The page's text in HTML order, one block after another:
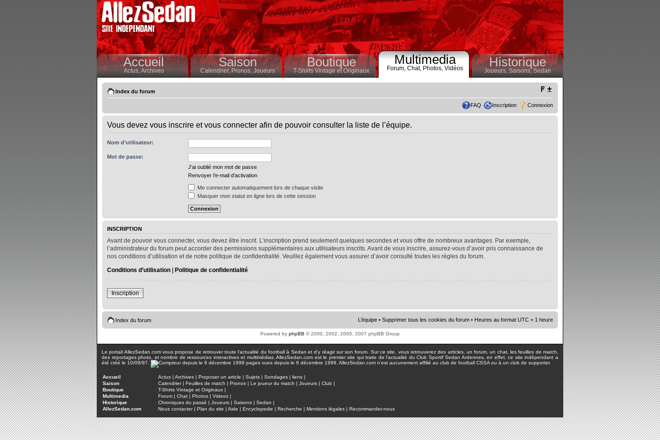
Accueil
Actus,Archives
Saison
Calendrier,Pronos, Joueurs
Boutique
T-Shirts Vintage et Originaux
Multimedia
Forum, Chat, Photos, Vidéos Historique
Joueurs, Saisons,Sedan
Index du forum
FAQ Inscription Connexion
Vous devez vous inscrire et vous connecter afin de pouvoir consulter la liste de l’équipe.
Nom d’utilisateur:
Mot de passe:
J’ai oublié mon mot de passe
Renvoyer l’e-mail d’activation
Me connecter automatiquement lors de chaque visite
Masquer mon statut en ligne lors de cette session
INSCRIPTION
Avant de pouvoir vous connecter, vous devez être inscrit. L’inscription prend seulement quelques secondes et vous offre de nombreux avantages. Par exemple,
l’administrateur du forum peut accorder des permissions supplémentaires aux utilisateurs inscrits. Avant de vous inscrire, assurez-vous d’avoir pris connaissance de
nos conditions d’utilisation et de notre politique de confidentialité. Veuillez également vous assurer d’avoir consulté toutes les règles du forum.
Conditions d’utilisation | Politique de confidentialité
Inscription
Index du forum L’équipe • Supprimer tous les cookies du forum • Heures au format UTC + 1 heure
Powered by phpBB © 2000, 2002, 2005, 2007 phpBB Group
Le portail AllezSedan.com vous propose de retrouver toute l'actualité du football à Sedan et d'y réagir sur son forum. Sur ce site, vous retrouverez des articles, un forum, un chat, les feuilles de match,
des reportages photo, et nombre de ressources interactives et multimédias. AllezSedan.com est le premier site qui traite de l'actualité du Club Sportif Sedan Ardennes, en effet, ce site indépendant a
été créé le 10/09/97.
pages vues depuis le 6 décembre 1999. AllezSedan.com n'est aucunement affilié au club de football CSSA ou à un club de supporter.
Accueil Actus | Archives | Proposer un article | Sujets | Sondages | liens |
Saison
Calendrier| Feuilles de match | Pronos | Le joueur du match | Joueurs | Club |
Boutique
T-Shirts Vintage et Originaux |
Multimedia
Forum | Chat | Photos | Videos |
Historique
Chroniques du passé | Joueurs | Saisons | Sedan |
AllezSedan.com
Nous contacter| Plan du site | Aide | Encyclopedie | Recherche | Mentions légales | Recommander-nous